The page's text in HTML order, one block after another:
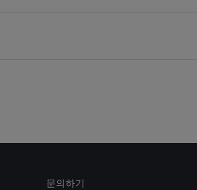
문의하기